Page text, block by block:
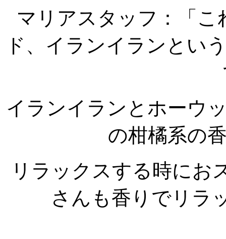
マリアスタッフ：「
ド、イランイランとい
イランイランとホーウ
の柑橘系の
リラックスする時にお
さんも香りでリラ